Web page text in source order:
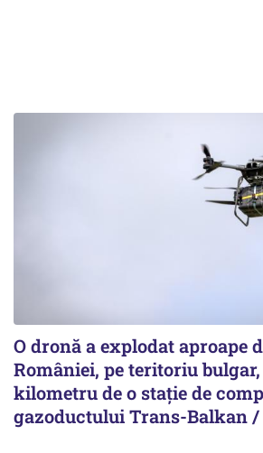
O dronă a explodat aproape
României, pe teritoriu
kilometru de o stație de
gazoductului Trans-Balkan /